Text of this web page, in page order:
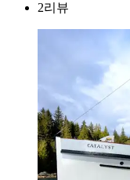
2리뷰